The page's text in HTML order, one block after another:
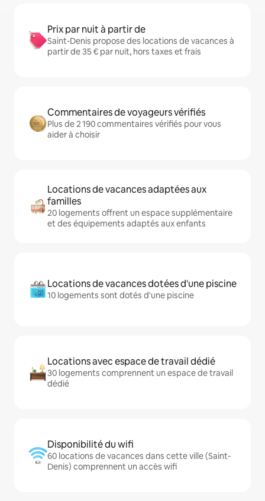
Prix par nuit à partir de
Saint-Denis propose des locations de vacances à
partir de 35 € par nuit, hors taxes et frais
Commentaires de voyageurs vérifiés
Plus de 2 190 commentaires vérifiés pour vous
aider à choisir
Locations de vacances adaptées aux
familles
20 logements offrent un espace supplémentaire
et des équipements adaptés aux enfants
Locations de vacances dotées d'une piscine
10 logements sont dotés d'une piscine
Locations avec espace de travail dédié
30 logements comprennent un espace de travail
dédié
Disponibilité du wifi
60 locations de vacances dans cette ville (Saint-
Denis) comprennent un accès wifi